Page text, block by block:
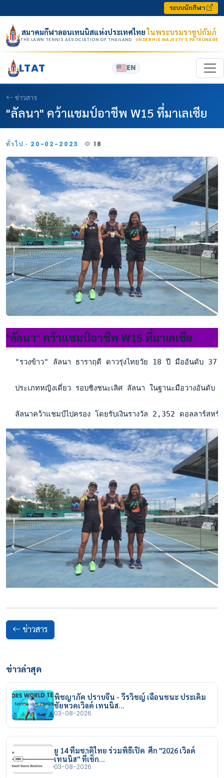
ระบบนักกีฬา
สมาคมกีฬาลอนเทนนิสแห่งประเทศไทยในพระบรมราชูปถัมภ์
THE LAWN TENNIS ASSOCIATION OF THAILAND · UNDER HIS MAJESTY’S PATRONAGE
LTAT EN
ข่าวสาร
"ลัลนา" คว้าแชมป์อาชีพ W15 ที่มาเลเซีย
ทั่วไป · 20-02-2023 18
"ลัลนา" คว้าแชมป์อาชีพ W15 ที่มาเลเซีย
"รวงข้าว" ลัลนา ธาราฤดี ดาวรุ่งไทยวัย 18 ปี มืออันดับ
ประเภทหญิงเดี่ยว รอบชิงชนะเลิศ ลัลนา ในฐานะมือวางอันดับ
ลัลนาคว้าแชมป์ไปครอง โดยรับเงินรางวัล 2,352 ดอลลาร์ส
ข่าวสาร
ข่าวล่าสุด
พิชญาภัค ปราบจีน - วีรวิชญ์ เฉือนชนะ ประเดิม
ชัยหวดเวิลด์ เทนนิส…
03-08-2026
ยู 14 ทีมชาติไทย ร่วมพิธีเปิด ศึก "2026 เวิลด์
เทนนิส" ที่เช็ก…
03-08-2026